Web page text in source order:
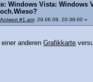
Windows Vista: Windows
Antwort #1 am: 29.06.09, 20:38:00 »
anderenGrafikkarte